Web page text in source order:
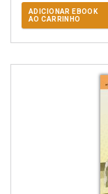
ADICIONAR EBOOK
AO CARRINHO